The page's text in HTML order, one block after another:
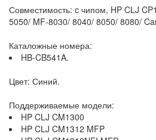
Совместимость: c чипом, HP CLJ
5050/ MF-8030/ 8040/ 8050/ 8080/
Каталожные номера:
HB-CB541A.
Цвет: Синий.
Поддерживаемые модели:
HP CLJ CM1300
HP CLJ CM1312 MFP